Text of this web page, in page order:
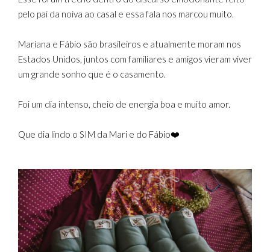
pelo pai da noiva ao casal e essa fala nos marcou muito.
Mariana e Fábio são brasileiros e atualmente moram nos
Estados Unidos, juntos com familiares e amigos vieram viver
um grande sonho que é o casamento.
Foi um dia intenso, cheio de energia boa e muito amor.
Que dia lindo o SIM da Mari e do Fábio❤️